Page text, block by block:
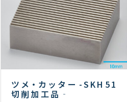
ツメ・カッター-SKH51
切削加工品‐